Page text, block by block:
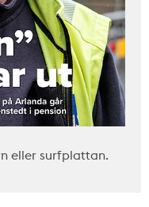
eller surfplattan.